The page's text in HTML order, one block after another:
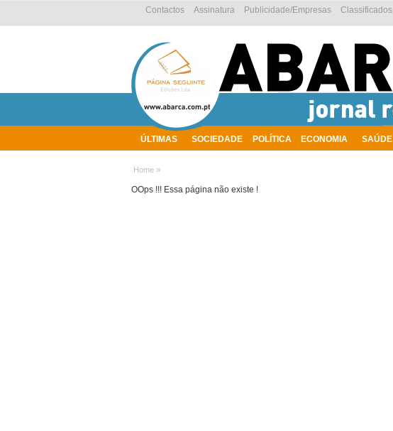
ÚLTIMAS SOCIEDADE POLÍTICA ECONOMIA SAÚDE
Classificados
Publicidade/Empresas
Assinatura
Contactos
Home »
OOps !!! Essa página não existe !